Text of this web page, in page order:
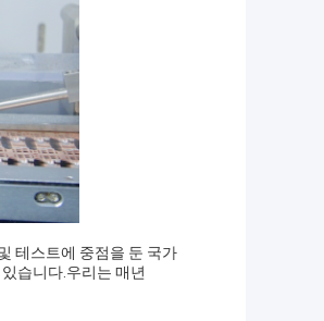
테스트에 중점을 둔 국가
습니다.우리는 매년